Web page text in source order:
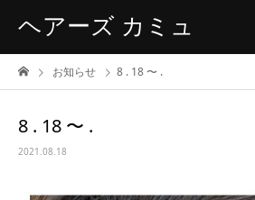
ヘアーズ カミュ
お知らせ 8 . 18 〜 .
8 . 18 〜 .
2021.08.18